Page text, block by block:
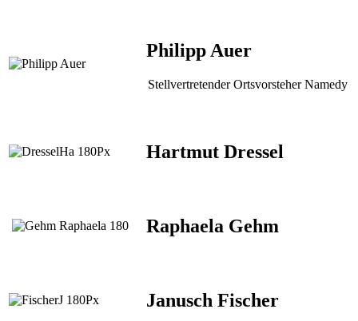
Philipp Auer
Stellvertretender Ortsvorsteher Namedy
Hartmut Dressel
Raphaela Gehm
Janusch Fischer